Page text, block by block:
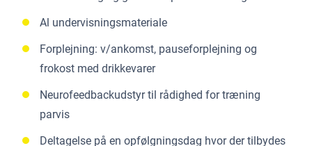
Al undervisningsmateriale
Forplejning: v/ankomst, pauseforplejning og
frokost med drikkevarer
Neurofeedbackudstyr til rådighed for træning
parvis
Deltagelse på en opfølgningsdag hvor der tilbydes